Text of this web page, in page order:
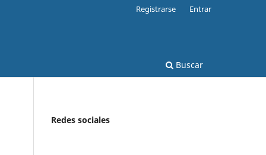
Buscar
Registrarse Entrar
Redes sociales